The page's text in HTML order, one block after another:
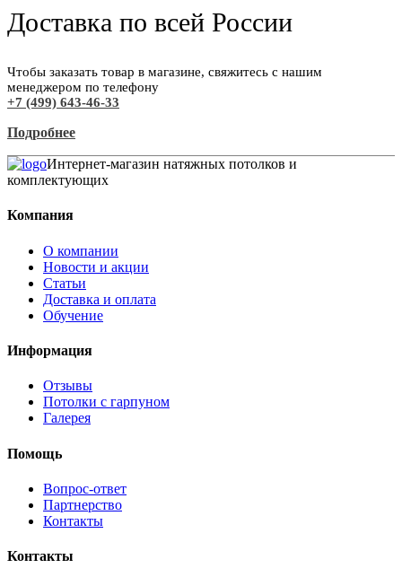
Доставка по всей России
Чтобы заказать товар в магазине, свяжитесь с нашим
менеджером по телефону
+7 (499) 643-46-33
Подробнее
Интернет-магазин натяжных потолков и
комплектующих
Компания
О компании
Новости и акции
Статьи
Доставка и оплата
Обучение
Информация
Отзывы
Потолки с гарпуном
Галерея
Помощь
Вопрос-ответ
Партнерство
Контакты
Контакты